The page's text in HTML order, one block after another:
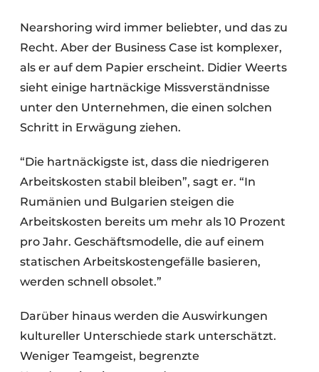
Nearshoring wird immer beliebter, und das zu
Recht. Aber der Business Case ist komplexer,
als er auf dem Papier erscheint. Didier Weerts
sieht einige hartnäckige Missverständnisse
unter den Unternehmen, die einen solchen
Schritt in Erwägung ziehen.
“Die hartnäckigste ist, dass die niedrigeren
Arbeitskosten stabil bleiben”, sagt er. “In
Rumänien und Bulgarien steigen die
Arbeitskosten bereits um mehr als 10 Prozent
pro Jahr. Geschäftsmodelle, die auf einem
statischen Arbeitskostengefälle basieren,
werden schnell obsolet.”
Darüber hinaus werden die Auswirkungen
kultureller Unterschiede stark unterschätzt.
Weniger Teamgeist, begrenzte